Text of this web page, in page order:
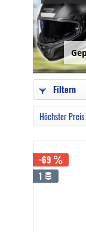
Filtern
-69
1